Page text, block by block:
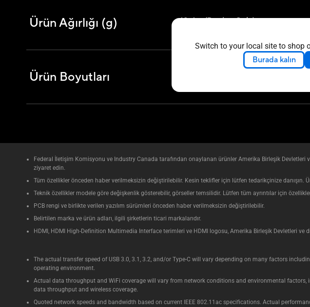
Switch to your local site to shop
Burada kalın
Ürün Ağırlığı (g) 49.4 g (Device Only)
Ürün Boyutları
Federal İletişim Komisyonu ve Industry Canada tarafından onaylanan ürünler Amerika Birleşik Devletleri
ziyaret edin.
Tüm özellikler önceden haber verilmeksizin değiştirilebilir. Kesin teklifler için lütfen tedarikçinize danışın.
Teknik özellikler modele göre değişkenlik gösterebilir, görseller temsilidir. Lütfen tüm ayrıntılar için
PCB rengi ve birlikte verilen yazılım sürümleri önceden haber verilmeksizin değiştirilebilir.
Belirtilen marka ve ürün adları, ilgili şirketlerin ticari markalarıdır.
HDMI, HDMI High-Definition Multimedia Interface terimleri ve HDMI logosu, Amerika Birleşik Devletleri
The actual transfer speed of USB 3.0, 3.1, 3.2, and/or Type-C will vary depending on many factors
operating environment.
Actual data throughput and WiFi coverage will vary from network conditions and environmental
data throughput and wireless coverage.
Quoted network speeds and bandwidth based on current IEEE 802.11ac specifications. Actual